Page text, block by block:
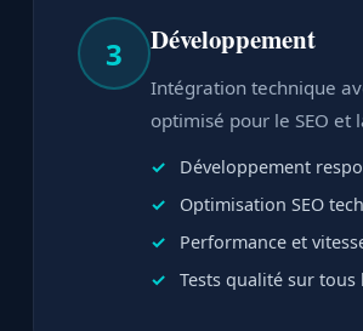
3 Développement
Intégration technique
optimisé pour le SEO et
Développement
Optimisation SEO
Performance et
Tests qualité sur tous